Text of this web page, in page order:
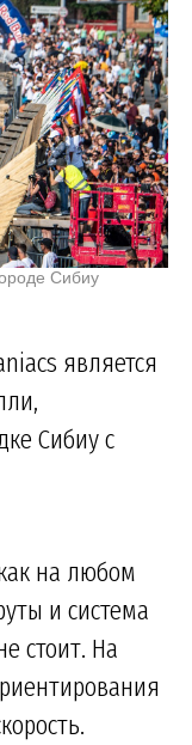
Сибиу
является
Сибиу с
на любом
и система
стоит. На